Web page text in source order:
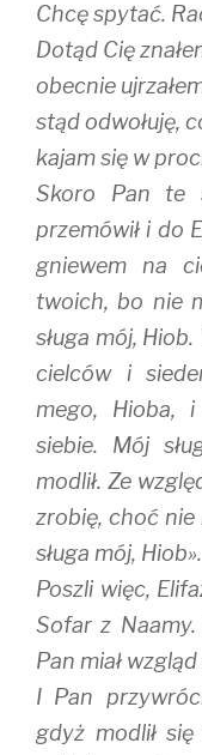
Chcę spytać.
Dotąd Cię
obecnie
stąd odwołuję,
kajam się w
Skoro Pan te
przemówił i do
gniewem na
twoich, bo nie
sługa mój,
cielców i
mego, Hioba, i
siebie. Mój
modlił. Ze
zrobię, choć
sługa mój, Hiob».
Poszli więc,
Sofar z
Pan miał
I Pan
gdyż modlił